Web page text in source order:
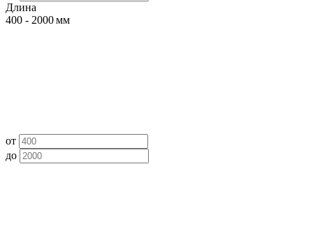
Длина
400 - 2000 мм
от
до